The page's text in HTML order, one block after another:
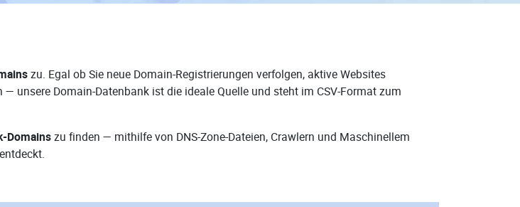
zu. Egal ob Sie neue Domain-Registrierungen verfolgen, aktive Websites
unsere Domain-Datenbank ist die ideale Quelle und steht im CSV-Format zum
Domainszu finden — mithilfe von DNS-Zone-Dateien, Crawlern und Maschinellem